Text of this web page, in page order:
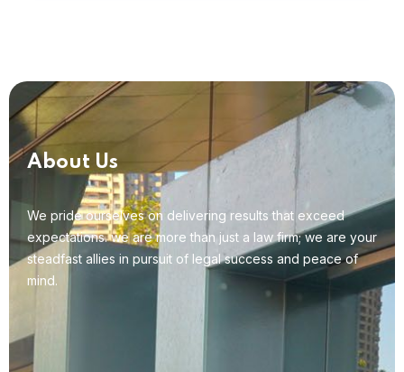
About Us
We pride ourselves on delivering results that exceed
expectations. we are more than just a law firm; we are your
steadfast allies in pursuit of legal success and peace of
mind.